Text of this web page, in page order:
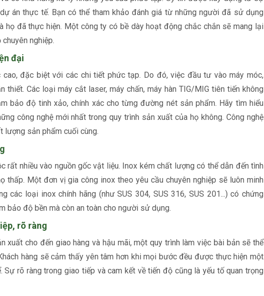
án thực tế. Bạn có thể tham khảo đánh giá từ những người đã sử dụng
họ đã thực hiện. Một công ty có bề dày hoạt động chắc chắn sẽ mang lại
nghiệp.
đại
đặc biệt với các chi tiết phức tạp. Do đó, việc đầu tư vào máy móc,
thiết. Các loại máy cắt laser, máy chấn, máy hàn TIG/MIG tiên tiến không
bảo độ tinh xảo, chính xác cho từng đường nét sản phẩm. Hãy tìm hiểu
công nghệ mới nhất trong quy trình sản xuất của họ không. Công nghệ
lượng sản phẩm cuối cùng.
rất nhiều vào nguồn gốc vật liệu. Inox kém chất lượng có thể dẫn đến tình
thấp. Một đơn vị gia công inox theo yêu cầu chuyên nghiệp sẽ luôn minh
các loại inox chính hãng (như SUS 304, SUS 316, SUS 201...) có chứng
bảo độ bền mà còn an toàn cho người sử dụng.
rõ ràng
xuất cho đến giao hàng và hậu mãi, một quy trình làm việc bài bản sẽ thể
hàng sẽ cảm thấy yên tâm hơn khi mọi bước đều được thực hiện một
Sự rõ ràng trong giao tiếp và cam kết về tiến độ cũng là yếu tố quan trọng